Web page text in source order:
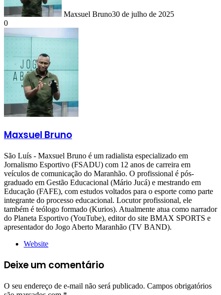
Maxsuel Bruno30 de julho de 2025
0
Maxsuel Bruno
São Luís - Maxsuel Bruno é um radialista especializado em
Jornalismo Esportivo (FSADU) com 12 anos de carreira em
veículos de comunicação do Maranhão. O profissional é pós-
graduado em Gestão Educacional (Mário Jucá) e mestrando em
Educação (FAFE), com estudos voltados para o esporte como parte
integrante do processo educacional. Locutor profissional, ele
também é teólogo formado (Kurios). Atualmente atua como narrador
do Planeta Esportivo (YouTube), editor do site BMAX SPORTS e
apresentador do Jogo Aberto Maranhão (TV BAND).
Website
Deixe um comentário
O seu endereço de e-mail não será publicado. Campos obrigatórios